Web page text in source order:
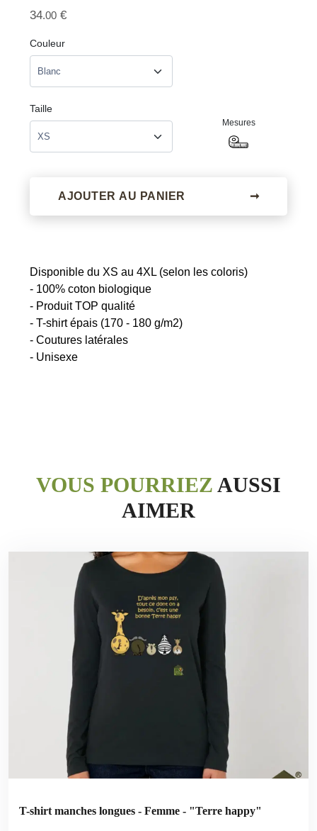
34.00 €
Couleur
Taille
Mesures
AJOUTER AU PANIER ➞
Disponible du XS au 4XL (selon les coloris)
- 100% coton biologique
- Produit TOP qualité
- T-shirt épais (170 - 180 g/m2)
- Coutures latérales
VOUS POURRIEZ AUSSI
AIMER
T-shirt manches longues - Femme - "Terre happy"